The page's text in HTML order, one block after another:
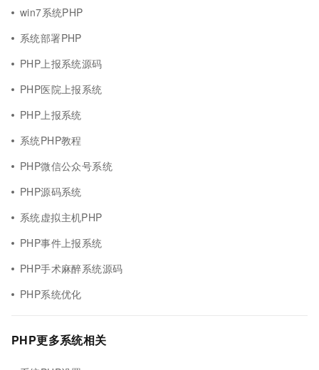
win7系统PHP
系统部署PHP
PHP上报系统源码
PHP医院上报系统
PHP上报系统
系统PHP教程
PHP微信公众号系统
PHP源码系统
系统虚拟主机PHP
PHP事件上报系统
PHP手术麻醉系统源码
PHP系统优化
PHP更多系统相关